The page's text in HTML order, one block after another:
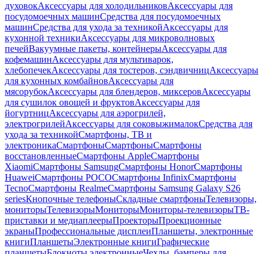
духовокАксессуары для холодильниковАксессуары для
посудомоечных машинСредства для посудомоечных
машинСредства для ухода за техникойАксессуары для
кухонной техникиАксессуары для микроволновых
печейВакуумные пакеты, контейнерыАксессуары для
кофемашинАксессуары для мультиварок,
хлебопечекАксессуары для тостеров, сэндвичницАксессуары
для кухонных комбайновАксессуары для
мясорубокАксессуары для блендеров, миксеровАксессуары
для сушилок овощей и фруктовАксессуары для
йогуртницАксессуары для аэрогрилей,
электрогрилейАксессуары для соковыжималокСредства для
ухода за техникойСмартфоны, ТВ и
электроникаСмартфоныСмартфоныСмартфоны
восстановленныеСмартфоны AppleСмартфоны
XiaomiСмартфоны SamsungСмартфоны HonorСмартфоны
HuaweiСмартфоны POCOСмартфоны InfinixСмартфоны
TecnoСмартфоны RealmeСмартфоны Samsung Galaxy S26
seriesКнопочные телефоныСкладные смартфоныТелевизоры,
мониторыТелевизорыМониторыМониторы-телевизорыТВ-
приставки и медиаплеерыПроекторыПроекционные
экраныПрофессиональные дисплеиПланшеты, электронные
книгиПланшетыЭлектронные книгиГрафические